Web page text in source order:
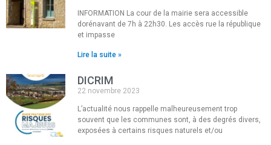
INFORMATION La cour de la mairie sera accessible
dorénavant de 7h à 22h30. Les accès rue la république
et impasse
Lire la suite »
DICRIM
22 novembre 2023
L’actualité nous rappelle malheureusement trop
souvent que les communes sont, à des degrés divers,
exposées à certains risques naturels et/ou